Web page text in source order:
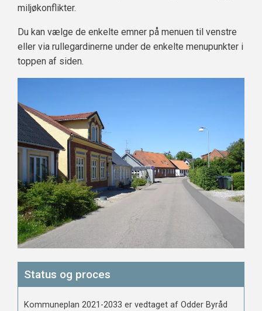
miljøkonflikter.
Du kan vælge de enkelte emner på menuen til venstre
eller via rullegardinerne under de enkelte menupunkter i
toppen af siden.
Status og proces
Kommuneplan 2021-2033 er vedtaget af Odder Byråd